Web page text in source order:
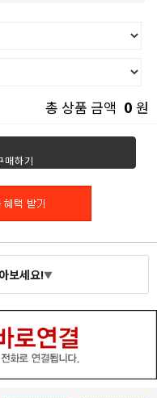
총 상품 금액 0 원
매하기
보세요!▼